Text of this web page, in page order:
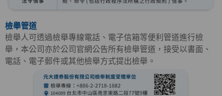
檢舉管道
檢舉人可透過檢舉專線電話、電子信箱等便利管道進行檢
舉，本公司亦於公司官網公告所有檢舉管道，接受以書面、
電話、電子郵件或其他檢舉方式提出檢舉。